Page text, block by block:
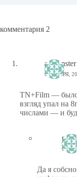
комментария 2
aamonster
6 НОЯБРЯ,
TN+Film — было
взгляд упал на
числами — и
6
Да я